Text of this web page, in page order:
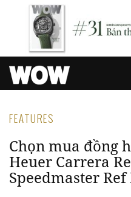
FEATURES
Chọn mua đồng
Heuer Carrera
Speedmaster Ref